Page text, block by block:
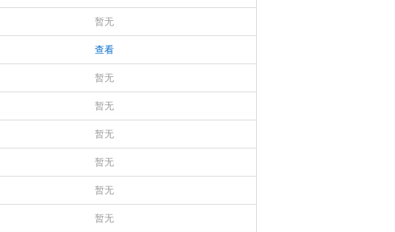
暂无
查看
暂无
暂无
暂无
暂无
暂无
暂无